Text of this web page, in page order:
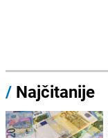
/ Najčitanije